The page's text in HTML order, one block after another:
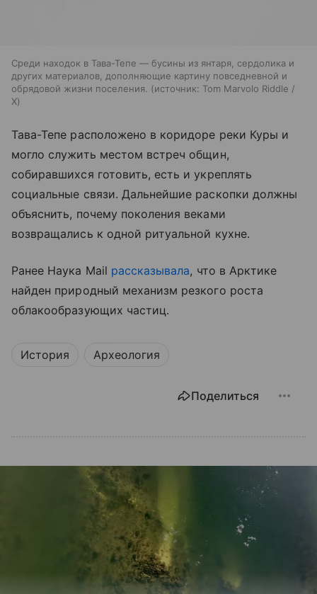
Среди находок в Тава-Тепе — бусины из янтаря, сердолика и
других материалов, дополняющие картину повседневной и
обрядовой жизни поселения.
источник: Tom Marvolo Riddle /
X
Тава-Тепе расположено в коридоре реки Куры и
могло служить местом встреч общин,
собиравшихся готовить, есть и укреплять
социальные связи. Дальнейшие раскопки должны
объяснить, почему поколения веками
возвращались к одной ритуальной кухне.
Ранее Наука Mail рассказывала, что в Арктике
найден природный механизм резкого роста
облакообразующих частиц.
История Археология
Поделиться